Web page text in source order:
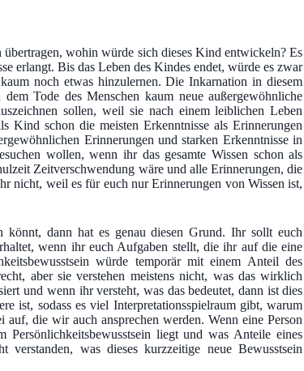
wohin würde sich dieses Kind entwickeln? Es
erlangt. Bis das Leben des Kindes endet, würde es zwar
noch etwas hinzulernen. Die Inkarnation in diesem
Tode des Menschen kaum neue außergewöhnliche
sollen, weil sie nach einem leiblichen Leben
Kind schon die meisten Erkenntnisse als Erinnerungen
Erinnerungen und starken Erkenntnisse in
wollen, wenn ihr das gesamte Wissen schon als
Zeitverschwendung wäre und alle Erinnerungen, die
nicht, weil es für euch nur Erinnerungen von Wissen ist,
dann hat es genau diesen Grund. Ihr sollt euch
wenn ihr euch Aufgaben stellt, die ihr auf die eine
würde temporär mit einem Anteil des
aber sie verstehen meistens nicht, was das wirklich
und wenn ihr versteht, was das bedeutet, dann ist dies
ist, sodass es viel Interpretationsspielraum gibt, warum
die wir auch ansprechen werden. Wenn eine Person
liegt und was Anteile eines
verstanden, was dieses kurzzeitige neue Bewusstsein